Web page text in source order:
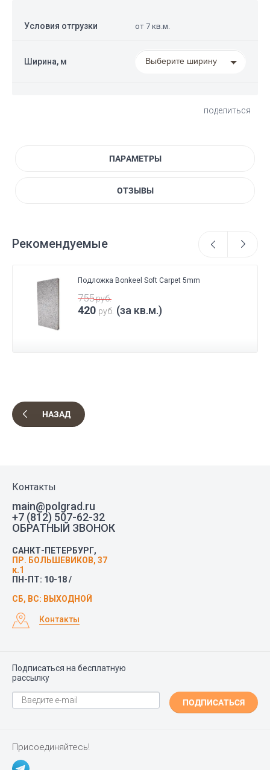
Условия отгрузки от 7 кв.м.
Ширина, м Выберите ширину
поделиться
ПАРАМЕТРЫ
ОТЗЫВЫ
Рекомендуемые
Подложка Bonkeel Soft Carpet 5mm
755руб.
420 руб. (за кв.м.)
НАЗАД
Контакты
main@polgrad.ru
+7 (812) 507-62-32
ОБРАТНЫЙ ЗВОНОК
САНКТ-ПЕТЕРБУРГ,
ПР. БОЛЬШЕВИКОВ, 37
к.1
ПН-ПТ: 10-18 /
СБ, ВС: ВЫХОДНОЙ
Контакты
Подписаться на бесплатную
рассылку
ПОДПИСАТЬСЯ
Присоединяйтесь!